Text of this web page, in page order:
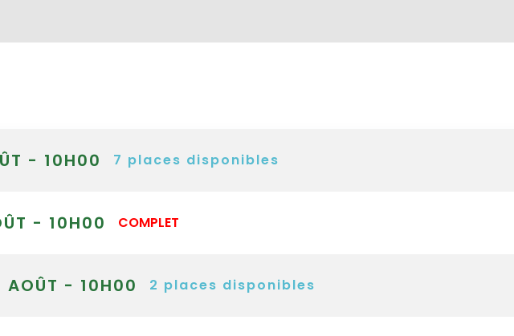
- 10H00 7 places disponibles
- 10H00 COMPLET
AOÛT - 10H00 2 places disponibles